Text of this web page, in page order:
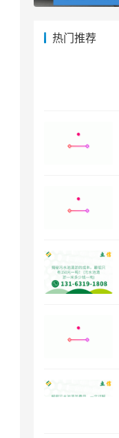
热门推荐